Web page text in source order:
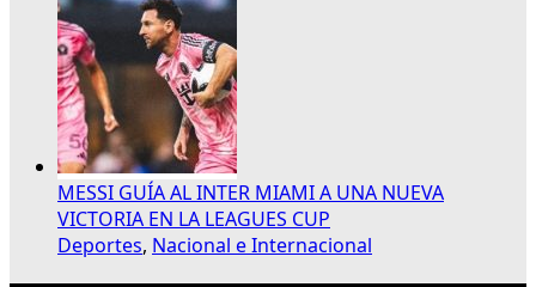
MESSI GUÍA AL INTER MIAMI A UNA NUEVA
VICTORIA EN LA LEAGUES CUP
Deportes, Nacional e Internacional